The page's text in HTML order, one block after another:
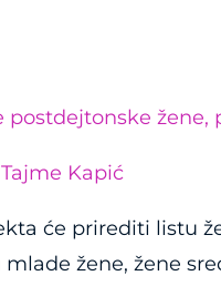
žene,
Kapić
će prirediti listu
žene, žene